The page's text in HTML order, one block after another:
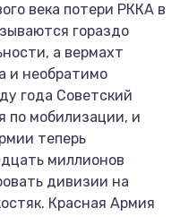
века потери РККА в
гораздо
а вермахт
и необратимо
года Советский
по мобилизации, и
теперь
миллионов
дивизии на
Красная Армия